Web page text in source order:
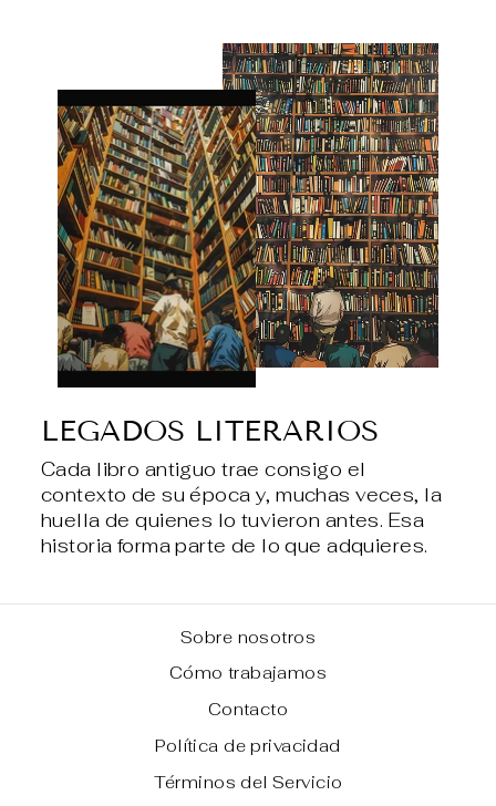
LEGADOS LITERARIOS
Cada libro antiguo trae consigo el
contexto de su época y, muchas veces, la
huella de quienes lo tuvieron antes. Esa
historia forma parte de lo que adquieres.
Sobre nosotros
Cómo trabajamos
Contacto
Política de privacidad
Términos del Servicio